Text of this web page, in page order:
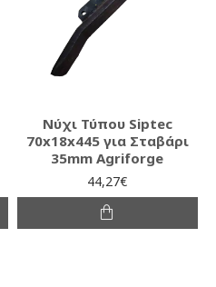
Νύχι Τύπου Siptec
70x18x445 για Σταβάρι
35mm Agriforge
44,27€